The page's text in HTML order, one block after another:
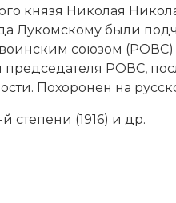
князя Ни­ко­лая
Лукомскому бы­ли
сою­зом
РОВС,
По­хо­ро­нен на
сте­пе­ни (1916) и др.